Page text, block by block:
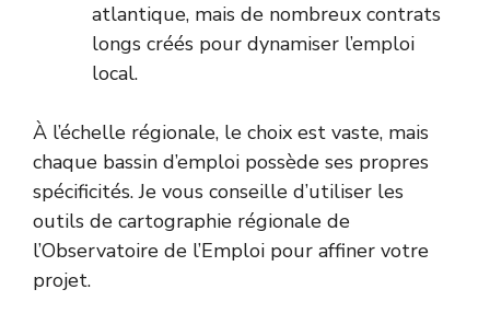
atlantique, mais de nombreux contrats
longs créés pour dynamiser l’emploi
local.
À l’échelle régionale, le choix est vaste, mais
chaque bassin d’emploi possède ses propres
spécificités. Je vous conseille d’utiliser les
outils de cartographie régionale de
l’Observatoire de l’Emploi pour affiner votre
projet.